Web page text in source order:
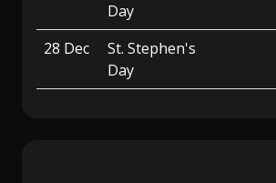
Day
28 Dec
St. Stephen's
Day